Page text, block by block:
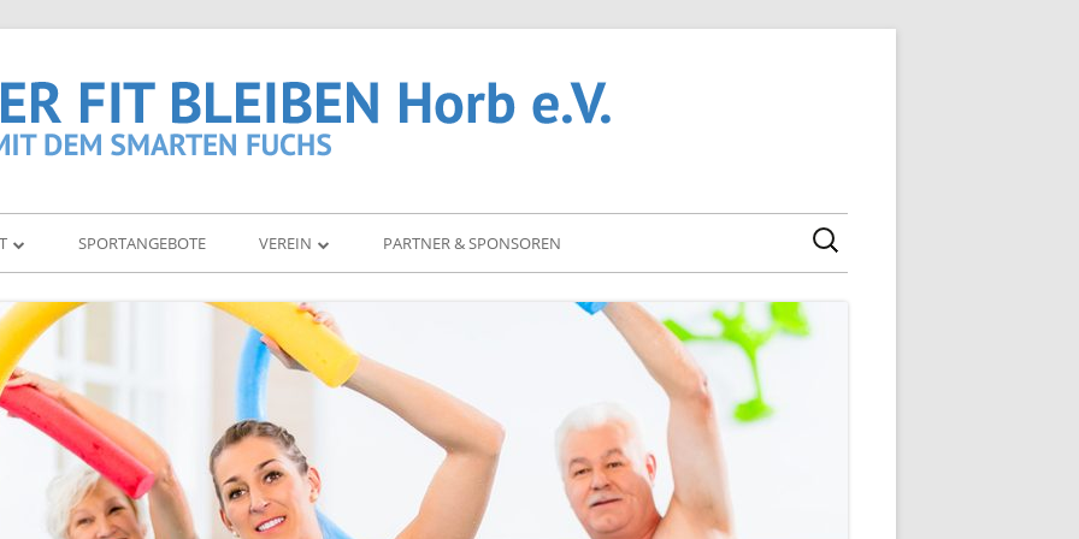
SPORTANGEBOTE VEREIN
ÜBUNGSLEITER
MITGLIEDER
MITGLIEDSCHAFT
BEITRAGSORDNUNG
PARTNER & SPONSOREN
Suchen
nach: